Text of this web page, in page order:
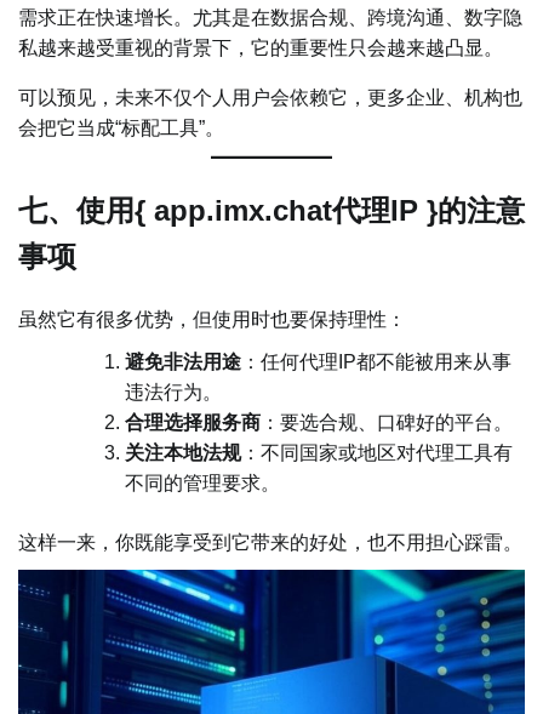
需求正在快速增长。尤其是在数据合规、跨境沟通、数字隐
私越来越受重视的背景下，它的重要性只会越来越凸显。
可以预见，未来不仅个人用户会依赖它，更多企业、机构也
会把它当成“标配工具”。
七、使用{ app.imx.chat代理IP }的注意
事项
虽然它有很多优势，但使用时也要保持理性：
避免非法用途 ：任何代理IP都不能被用来从事
违法行为。
合理选择服务商 ：要选合规、口碑好的平台。
关注本地法规：不同国家或地区对代理工具有
不同的管理要求。
这样一来，你既能享受到它带来的好处，也不用担心踩雷。